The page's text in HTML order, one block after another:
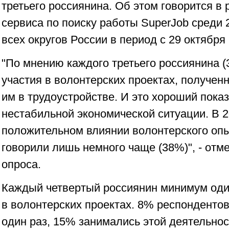
третьего россиянина. Об этом говорится в
сервиса по поиску работы SuperJob среди
всех округов России в период с 29
"По мнению каждого третьего россиянина
участия в волонтерских проектах,
им в трудоустройстве. И это хороший
нестабильной экономической ситуации. В
положительном влиянии волонтерского
говорили лишь немного чаще (38%)", -
опроса.
Каждый четвертый россиянин минимум
в волонтерских проектах. 8%
один раз, 15% занимались этой